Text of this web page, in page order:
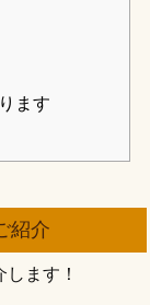
ます
紹介
ます！